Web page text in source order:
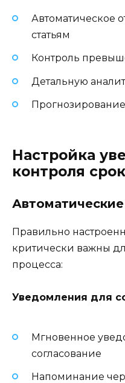
Автоматическое
статьям
Контроль
Детальную
Настройка
контроля
Правильно
критически важны
процесса:
Уведомления для
Мгновенное
согласование
Напоминание